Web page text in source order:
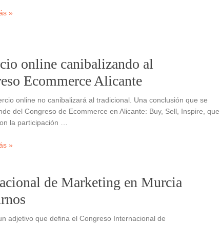
»
online canibalizando al
Ecommerce Alicante
online no canibalizará al tradicional. Una conclusión que se
del Congreso de Ecommerce en Alicante: Buy, Sell, Inspire, que
la participación …
»
de Marketing en Murcia
adjetivo que defina el Congreso Internacional de